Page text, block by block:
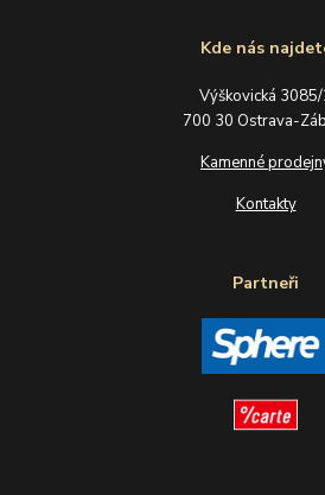
Kde nás
Výškovická
700 30 Ostrava-
Kamenné
Kontakty
Partneři